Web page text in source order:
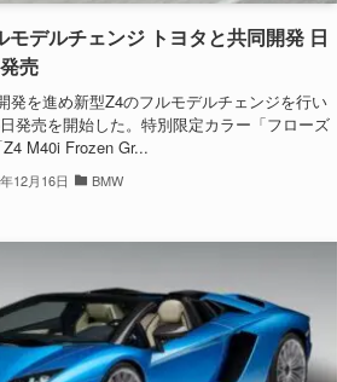
モデルチェンジ トヨタと共同開発 日
売
発を進め新型Z4のフルモデルチェンジを行い
発売を開始した。特別限定カラー「フローズ
M40i Frozen Gr...
12月16日 BMW